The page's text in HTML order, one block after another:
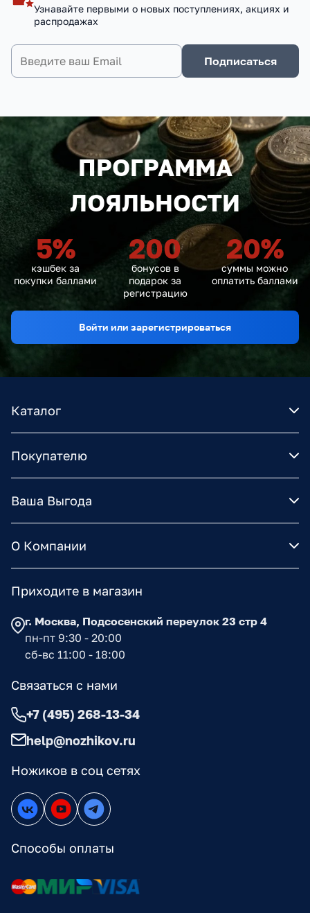
Узнавайте первыми о новых поступлениях, акциях и
распродажах
Подписаться
ПРОГРАММА
ЛОЯЛЬНОСТИ
5%
кэшбек за
покупки баллами
200
бонусов в
подарок за
регистрацию
20%
суммы можно
оплатить баллами
Войти или зарегистрироваться
Каталог
Покупателю
Ваша Выгода
О Компании
Ножиков в соц сетях
Способы оплаты
Приходите в магазин
г. Москва, Подсосенский переулок 23 стр 4
пн-пт 9:30 - 20:00
сб-вс 11:00 - 18:00
Связаться с нами
+7 (495) 268-13-34
help@nozhikov.ru